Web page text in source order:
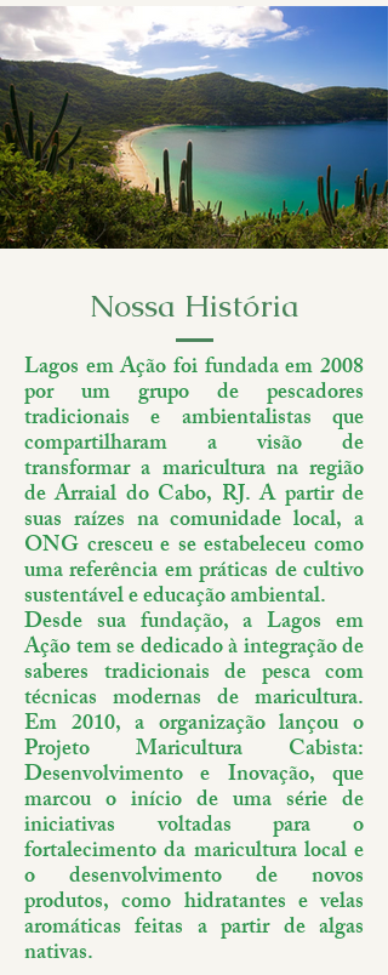
Nossa História
Lagos em Ação foi fundada em 2008
por um grupo de pescadores
tradicionais e ambientalistas que
compartilharam a visão de
transformar a maricultura na região
de Arraial do Cabo, RJ. A partir de
suas raízes na comunidade local, a
ONG cresceu e se estabeleceu como
uma referência em práticas de cultivo
sustentável e educação ambiental.
Desde sua fundação, a Lagos em
Ação tem se dedicado à integração de
saberes tradicionais de pesca com
técnicas modernas de maricultura.
Em 2010, a organização lançou o
Projeto Maricultura Cabista:
Desenvolvimento e Inovação, que
marcou o início de uma série de
iniciativas voltadas para o
fortalecimento da maricultura local e
o desenvolvimento de novos
produtos, como hidratantes e velas
aromáticas feitas a partir de algas
nativas.